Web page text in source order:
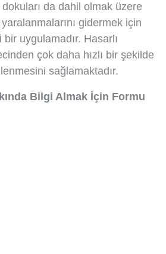
da dahil olmak üzere
gidermek için
uygulamadır. Hasarlı
çok daha hızlı bir şekilde
sağlamaktadır.
Bilgi Almak İçin Formu